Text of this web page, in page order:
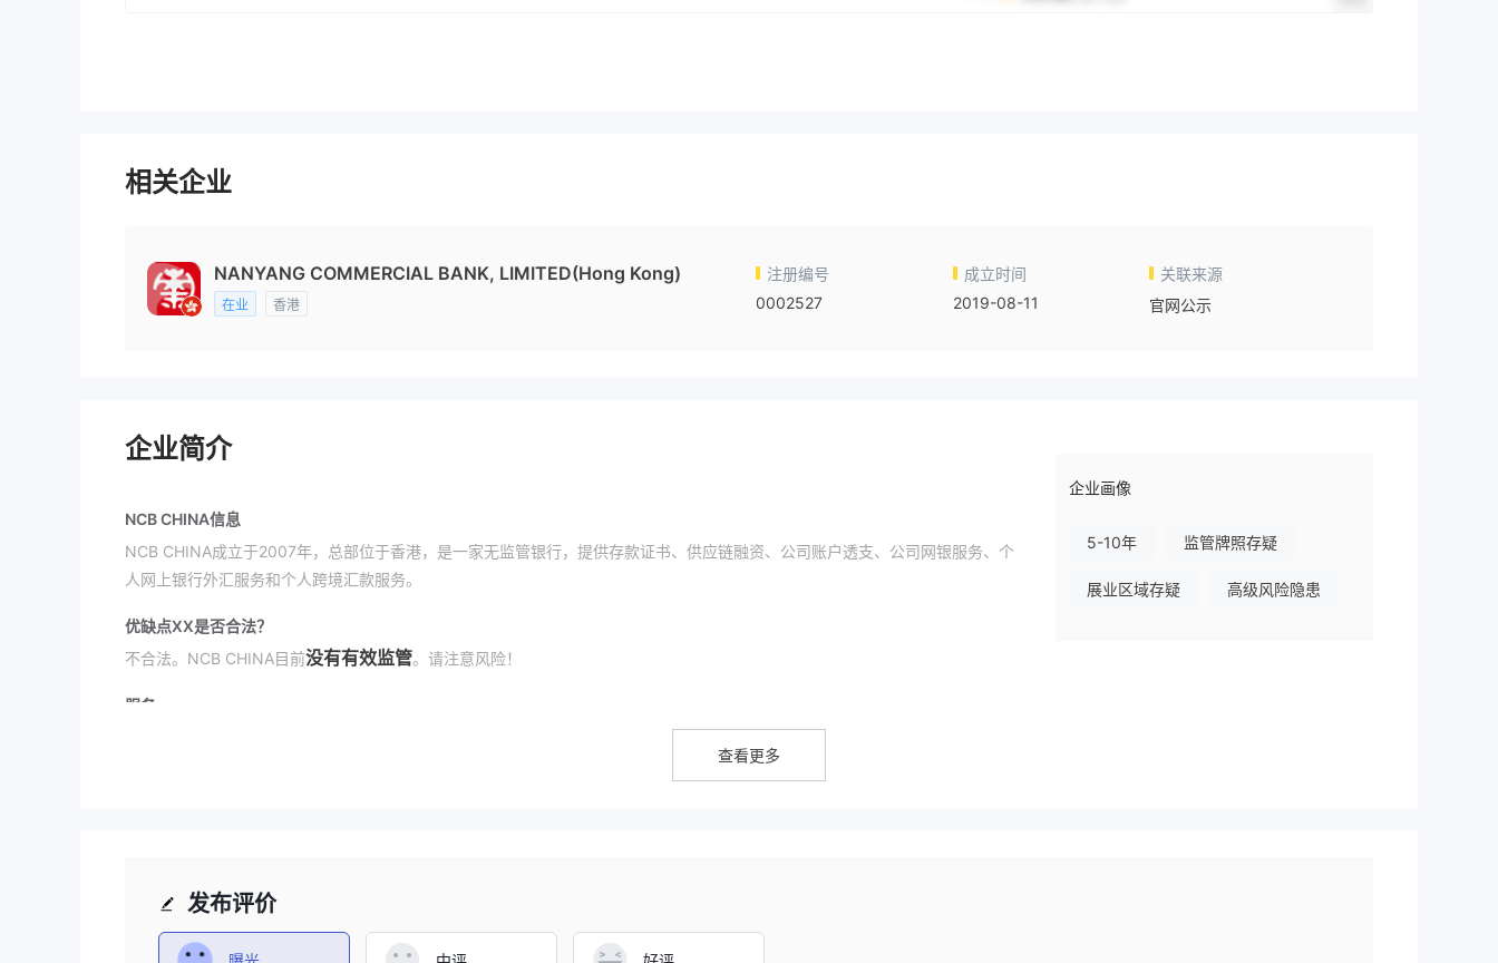
相关企业
NANYANG COMMERCIAL BANK, LIMITED(Hong Kong)
在业 香港
注册编号
0002527
成立时间
2019-08-11
关联来源
官网公示
企业简介
NCB CHINA信息
NCB CHINA成立于2007年，总部位于香港，是一家无监管银行，提供存款证书、供应链融资、公司账户透支、公司网银服务、个
人网上银行外汇服务和个人跨境汇款服务。
优缺点XX是否合法？
不合法。NCB CHINA目前没有有效监管。请注意风险！
服务
存款和取款
NCB CHINA接受通过
微信、支付宝、银联与NCB借记卡、信用卡和电子账户
企业画像
5-10年 监管牌照存疑
展业区域存疑 高级风险隐患
查看更多
发布评价